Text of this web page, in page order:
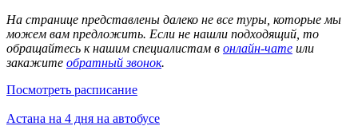
На странице представлены далеко не все туры, которые мы
можем вам предложить. Если не нашли подходящий, то
обращайтесь к нашим специалистам в онлайн-чате или
закажите обратный звонок.
Посмотреть расписание
Астана на 4 дня на автобусе